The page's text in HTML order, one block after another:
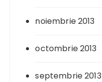
noiembrie 2013
octombrie 2013
septembrie 2013